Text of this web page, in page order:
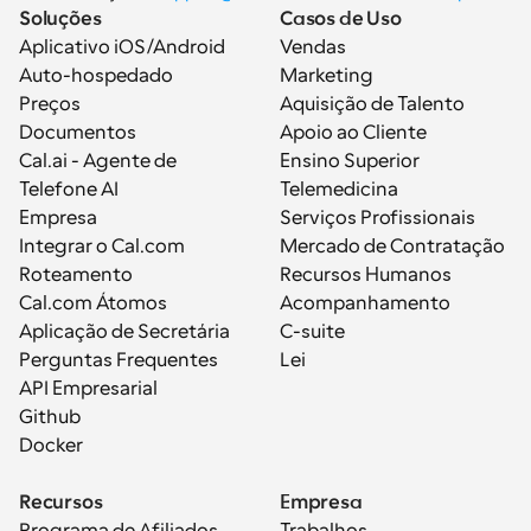
Soluções
Aplicativo iOS/Android
Auto-hospedado
Preços
Documentos
Cal.ai - Agente de
Telefone AI
Empresa
Integrar o Cal.com
Roteamento
Cal.com Átomos
Aplicação de Secretária
Perguntas Frequentes
API Empresarial
Github
Docker
Casos de Uso
Vendas
Marketing
Aquisição de Talento
Apoio ao Cliente
Ensino Superior
Telemedicina
Serviços Profissionais
Mercado de Contratação
Recursos Humanos
Acompanhamento
C-suite
Lei
Recursos
Empresa